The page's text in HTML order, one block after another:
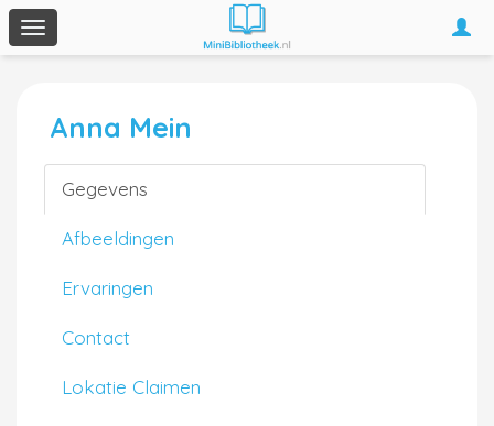
Toggle
navigation
Anna Mein
Gegevens
Afbeeldingen
Ervaringen
Contact
Lokatie Claimen